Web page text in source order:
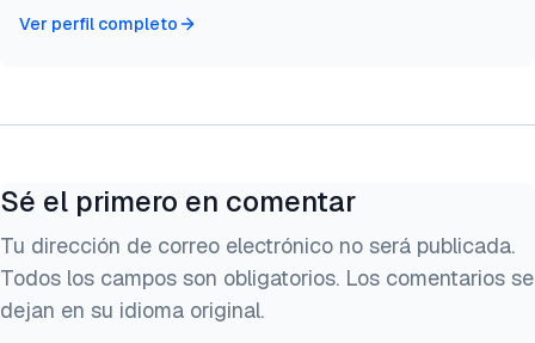
Ver perfil completo
Sé el primero en comentar
Tu dirección de correo electrónico no será publicada.
Todos los campos son obligatorios. Los comentarios se
dejan en su idioma original.